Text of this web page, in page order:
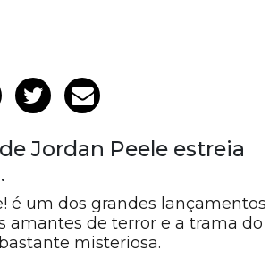
Jordan Peele estreia
é um dos grandes lançamentos
amantes de terror e a trama do
misteriosa.